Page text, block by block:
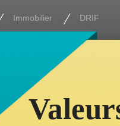
Immobilier DRIF